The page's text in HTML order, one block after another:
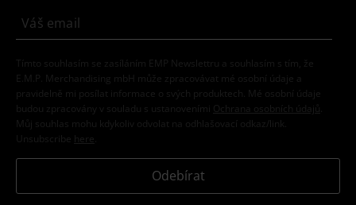
Tímto souhlasím se zasíláním EMP Newslettru a souhlasím s tím, že
E.M.P. Merchandising mbH může zpracovávat mé osobní údaje a
pravidelně mi posílat informace o svých produktech. Mé osobní údaje
budou zpracovány v souladu s ustanoveními
Ochrana osobních údajů
Můj souhlas mohu kdykoliv odvolat na odhlašovací odkaz/link.
Unsubscribe here
Odebírat